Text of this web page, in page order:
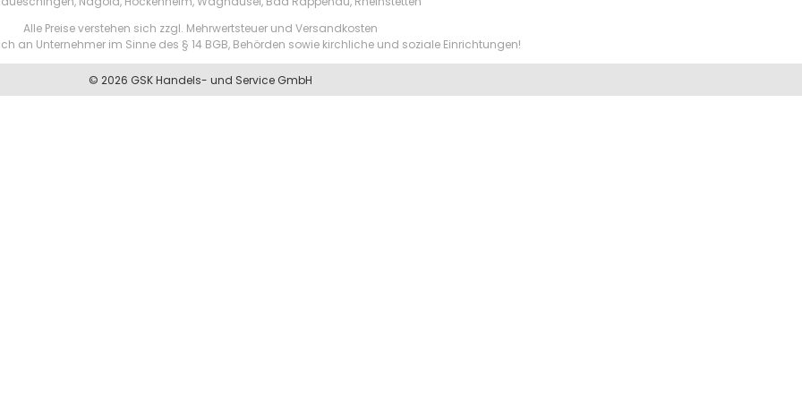
Alle Preise verstehen sich zzgl. Mehrwertsteuer und Versandkosten
an Unternehmer im Sinne des § 14 BGB, Behörden sowie kirchliche und soziale Einrichtungen!
© 2026 GSK Handels- und Service GmbH